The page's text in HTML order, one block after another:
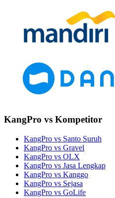
KangPro vs Kompetitor
KangPro vs Santo Suruh
KangPro vs Gravel
KangPro vs OLX
KangPro vs Jasa Lengkap
KangPro vs Kanggo
KangPro vs Sejasa
KangPro vs GoLife